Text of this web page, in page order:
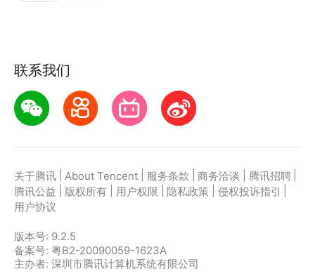
联系我们
关于腾讯 About Tencent 服务条款 商务洽谈 腾讯招聘
腾讯公益
版权所有 用户权限 隐私政策 侵权投诉指引
用户协议
版本号: 9.2.5
备案号: 粤B2-20090059-1623A
主办者: 深圳市腾讯计算机系统有限公司